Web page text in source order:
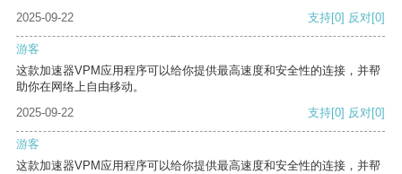
2025-09-22
支持[0] 反对[0]
游客
这款加速器VPM应用程序可以给你提供最高速度和安全性的连接，并帮
助你在网络上自由移动。
2025-09-22
支持[0] 反对[0]
游客
这款加速器VPM应用程序可以给你提供最高速度和安全性的连接，并帮